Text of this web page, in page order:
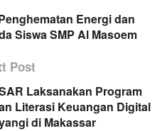
Energi dan
Siswa SMP Al Masoem
Post
Laksanakan Program
Literasi Keuangan Digital
di Makassar